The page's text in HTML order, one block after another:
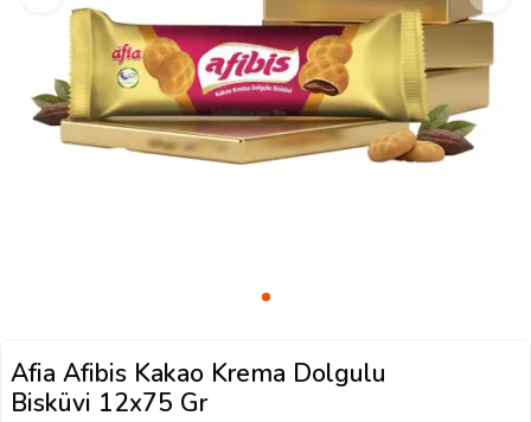
Afia Afibis Kakao Krema Dolgulu
Bisküvi 12x75 Gr